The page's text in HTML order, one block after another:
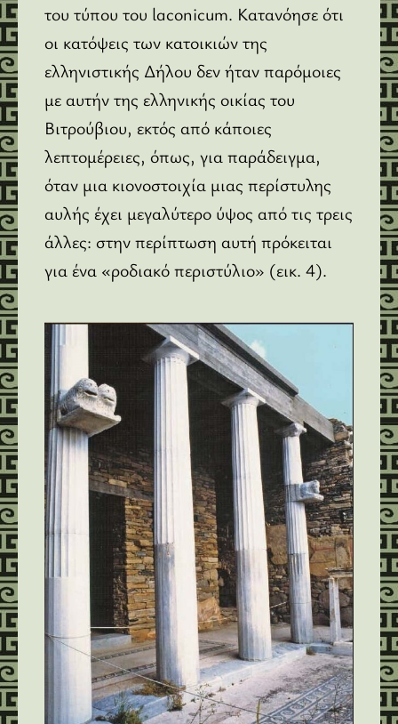
του τύπου του laconicum. Κατανόησε ότι
οι κατόψεις των κατοικιών της
ελληνιστικής Δήλου δεν ήταν παρόμοιες
με αυτήν της ελληνικής οικίας του
Βιτρούβιου, εκτός από κάποιες
λεπτομέρειες, όπως, για παράδειγμα,
όταν μια κιονοστοιχία μιας περίστυλης
αυλής έχει μεγαλύτερο ύψος από τις τρεις
άλλες: στην περίπτωση αυτή πρόκειται
για ένα «ροδιακό περιστύλιο» (εικ. 4).